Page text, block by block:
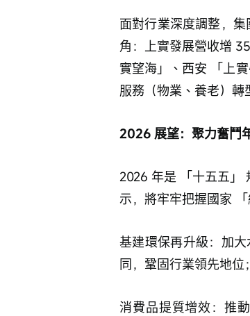
面對行業深度調整，
角：上實發展營收增
實望海」、西安 「上
服務（物業、養老）轉
2026 展望：聚力奮鬥
2026 年是 「十五五」
示，將牢牢把握國家
基建環保再升級：加
同，鞏固行業領先地位；
消費品提質增效：推